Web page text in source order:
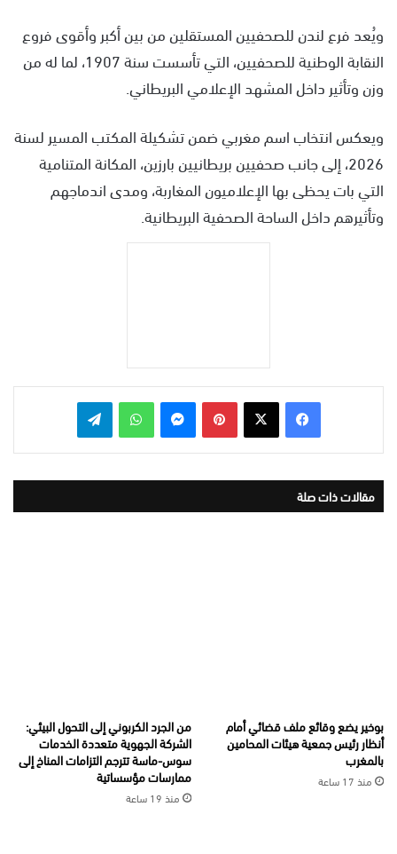
ويُعد فرع لندن للصحفيين المستقلين من بين أكبر وأقوى فروع
النقابة الوطنية للصحفيين، التي تأسست سنة 1907، لما له من
وزن وتأثير داخل المشهد الإعلامي البريطاني.
ويعكس انتخاب اسم مغربي ضمن تشكيلة المكتب المسير لسنة
2026، إلى جانب صحفيين بريطانيين بارزين، المكانة المتنامية
التي بات يحظى بها الإعلاميون المغاربة، ومدى اندماجهم
وتأثيرهم داخل الساحة الصحفية البريطانية.
بينتيريست واتساب
مقالات ذات صلة
بوخير يضع وقائع ملف قضائي أمام
أنظار رئيس جمعية هيئات المحامين
بالمغرب
منذ 17 ساعة
من الجرد الكربوني إلى التحول البيئي:
الشركة الجهوية متعددة الخدمات
سوس-ماسة تترجم التزامات المناخ إلى
ممارسات مؤسساتية
منذ 19 ساعة